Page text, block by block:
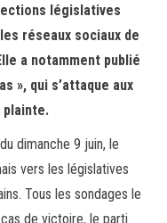
t
i
législatives
réseaux sociaux de
a notamment publié
», qui s’attaque aux
dimanche 9 juin, le
vers les législatives
Tous les sondages le
de victoire, le parti